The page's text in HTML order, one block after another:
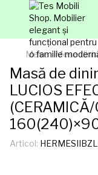
Mese Mese
Masă de
LUCIOS
Articol: